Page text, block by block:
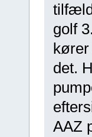
golf
det.
AAZ